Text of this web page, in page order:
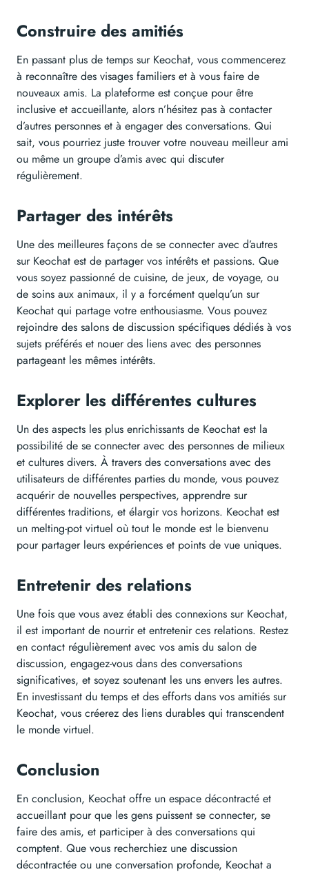
Construire des amitiés
En passant plus de temps sur Keochat, vous commencerez
à reconnaître des visages familiers et à vous faire de
nouveaux amis. La plateforme est conçue pour être
inclusive et accueillante, alors n’hésitez pas à contacter
d’autres personnes et à engager des conversations. Qui
sait, vous pourriez juste trouver votre nouveau meilleur ami
ou même un groupe d’amis avec qui discuter
régulièrement.
Partager des intérêts
Une des meilleures façons de se connecter avec d’autres
sur Keochat est de partager vos intérêts et passions. Que
vous soyez passionné de cuisine, de jeux, de voyage, ou
de soins aux animaux, il y a forcément quelqu’un sur
Keochat qui partage votre enthousiasme. Vous pouvez
rejoindre des salons de discussion spécifiques dédiés à vos
sujets préférés et nouer des liens avec des personnes
partageant les mêmes intérêts.
Explorer les différentes cultures
Un des aspects les plus enrichissants de Keochat est la
possibilité de se connecter avec des personnes de milieux
et cultures divers. À travers des conversations avec des
utilisateurs de différentes parties du monde, vous pouvez
acquérir de nouvelles perspectives, apprendre sur
différentes traditions, et élargir vos horizons. Keochat est
un melting-pot virtuel où tout le monde est le bienvenu
pour partager leurs expériences et points de vue uniques.
Entretenir des relations
Une fois que vous avez établi des connexions sur Keochat,
il est important de nourrir et entretenir ces relations. Restez
en contact régulièrement avec vos amis du salon de
discussion, engagez-vous dans des conversations
significatives, et soyez soutenant les uns envers les autres.
En investissant du temps et des efforts dans vos amitiés sur
Keochat, vous créerez des liens durables qui transcendent
le monde virtuel.
Conclusion
En conclusion, Keochat offre un espace décontracté et
accueillant pour que les gens puissent se connecter, se
faire des amis, et participer à des conversations qui
comptent. Que vous recherchiez une discussion
décontractée ou une conversation profonde, Keochat a